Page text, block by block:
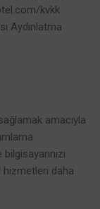
kvkk
Aydınlatma
amacıyla
hizmetleri daha